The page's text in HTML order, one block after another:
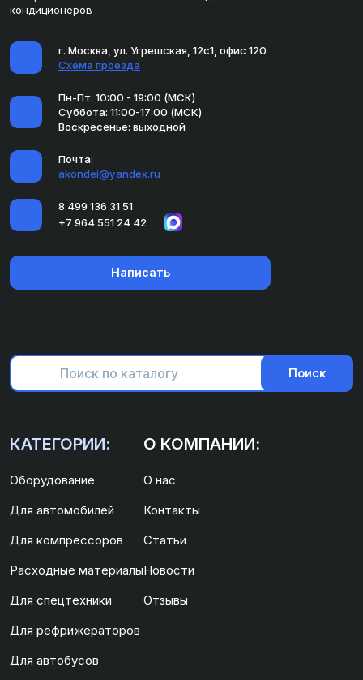
кондиционеров
г. Москва, ул. Угрешская, 12с1, офис 120
Схема проезда
Пн-Пт: 10:00 - 19:00 (МСК)
Суббота: 11:00-17:00 (МСК)
Воскресенье: выходной
Почта:
akondei@yandex.ru
8 499 136 31 51
+7 964 551 24 42
Написать
Поиск
КАТЕГОРИИ:
Оборудование
Для автомобилей
Для компрессоров
Расходные материалы
Для спецтехники
Для рефрижераторов
Для автобусов
О КОМПАНИИ:
О нас
Контакты
Статьи
Новости
Отзывы